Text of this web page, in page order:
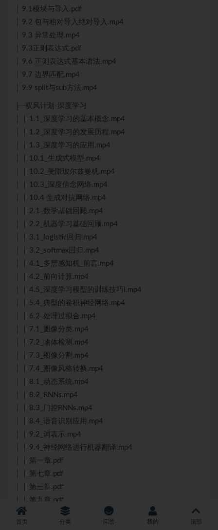
│ 9.1模块与导入.pdf
│ 9.2 包与相对导入绝对导入.mp4
│ 9.3 异常处理.mp4
│ 9.3正则表达式.pdf
│ 9.6 正则表达式基本语法.mp4
│ 9.7 边界匹配.mp4
│ 9.9 split与sub方法.mp4
├─驭风计划-深度学习
│ │ 1.1_深度学习的基本概念.mp4
│ │ 1.2_深度学习的发展历程.mp4
│ │ 1.3_深度学习的应用.mp4
│ │ 10.1_生成式模型.mp4
│ │ 10.2_受限玻尔兹曼机.mp4
│ │ 10.3_深度信念网络.mp4
│ │ 10.4 生成对抗网络.mp4
│ │ 2.1_数学基础回顾.mp4
│ │ 2.2_机器学习基础回顾.mp4
│ │ 3.1_logistic回归.mp4
│ │ 3.2_softmax回归.mp4
│ │ 4.1_多层感知机_前言.mp4
│ │ 4.2_前向计算.mp4
│ │ 4.5_深度学习模型的训练技巧I.mp4
│ │ 5.4_典型的卷积神经网络.mp4
│ │ 6.2_处理过拟合.mp4
│ │ 7.1_图像分类.mp4
│ │ 7.2_物体检测.mp4
│ │ 7.3_图像分割.mp4
│ │ 7.4_图像风格转换.mp4
│ │ 8.1_动态系统.mp4
│ │ 8.2_RNNs.mp4
│ │ 8.3_门控RNNs.mp4
│ │ 8.4_语音识别应用.mp4
│ │ 9.2_词表示.mp4
│ │ 9.4_神经网络进行机器翻译.mp4
│ │ 第一章.pdf
│ │ 第七章.pdf
│ │ 第三章.pdf
│ │ 第九章.pdf
│ │ 第二章.pdf
│ │ 第六章.pdf
首页 分类 问答 我的 顶部